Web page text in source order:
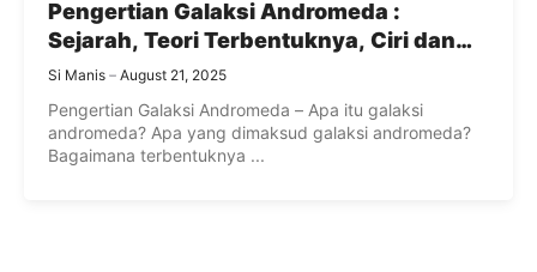
Pengertian Galaksi Andromeda :
Sejarah, Teori Terbentuknya, Ciri dan
Pergerakan Galaksi Andromeda
Si Manis August 21, 2025
Pengertian Galaksi Andromeda – Apa itu galaksi
andromeda? Apa yang dimaksud galaksi andromeda?
Bagaimana terbentuknya ...